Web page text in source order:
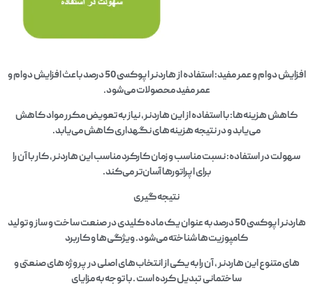
افزایش دوام و عمر مفید: استفاده از هاردنر اپوکسی 50 درصد باعث افزایش دوام و
عمر مفید محصولات می‌شود.
کاهش هزینه‌ها: با استفاده از این هاردنر، نیاز به تعویض مکرر مواد کاهش
می‌یابد و در نتیجه هزینه‌های نگهداری کاهش می‌یابد.
سهولت در استفاده: نسبت مناسب و زمان کارکرد مناسب این هاردنر، کار با آن را
برای اپراتورها آسان‌تر می‌کند.
نتیجه‌گیری
هاردنر اپوکسی 50 درصد به عنوان یک ماده کلیدی در صنعت ساخت و ساز و تولید
کامپوزیت‌ها شناخته می‌شود. ویژگی‌ها و کاربرد
های متنوع این هاردنر ، آن را به یکی از انتخاب‌های اصلی در پروژه‌ های صنعتی و
ساختمانی تبدیل کرده است . با توجه به مزایای